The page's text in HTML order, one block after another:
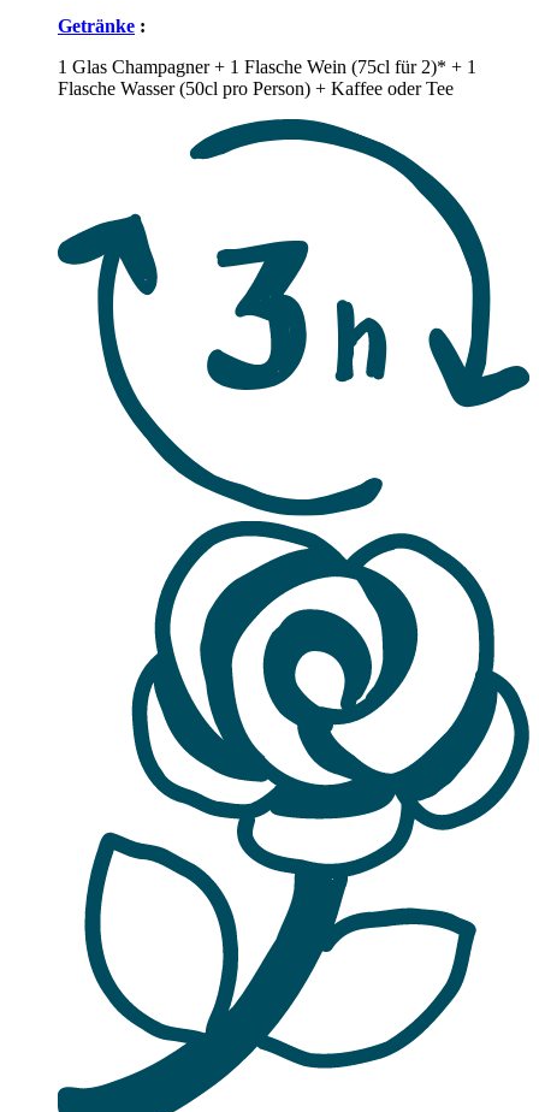
Getränke :
1 Glas Champagner + 1 Flasche Wein (75cl für 2)* + 1
Flasche Wasser (50cl pro Person) + Kaffee oder Tee